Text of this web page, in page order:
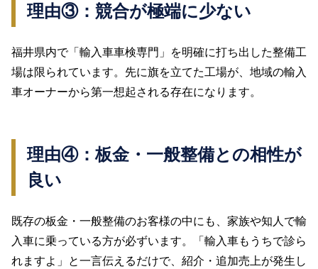
理由③：競合が極端に少ない
福井県内で「輸入車車検専門」を明確に打ち出した整備工
場は限られています。先に旗を立てた工場が、地域の輸入
車オーナーから第一想起される存在になります。
理由④：板金・一般整備との相性が
良い
既存の板金・一般整備のお客様の中にも、家族や知人で輸
入車に乗っている方が必ずいます。「輸入車もうちで診ら
れますよ」と一言伝えるだけで、紹介・追加売上が発生し